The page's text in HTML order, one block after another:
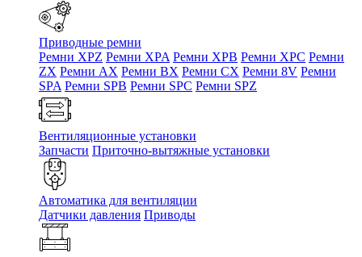
Приводные ремни
Ремни XPZ Ремни XPA Ремни XPB Ремни XPC Ремни
ZX Ремни AX Ремни BX Ремни CX Ремни 8V Ремни
SPA Ремни SPB Ремни SPC Ремни SPZ
Вентиляционные установки
Запчасти Приточно-вытяжные установки
Автоматика для вентиляции
Датчики давления Приводы